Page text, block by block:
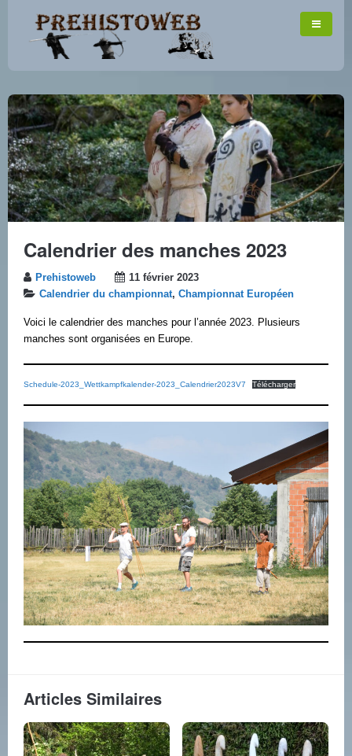
Calendrier des manches 2023
Prehistoweb
11 février 2023
Calendrier du championnat, Championnat Européen
Voici le calendrier des manches pour l’année 2023. Plusieurs
manches sont organisées en Europe.
Schedule-2023_Wettkampfkalender-2023_Calendrier2023V7 Télécharger
Articles Similaires